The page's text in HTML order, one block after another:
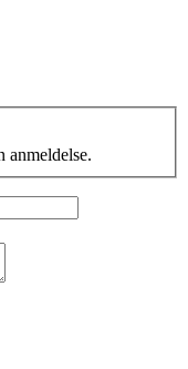
anmeldelse.